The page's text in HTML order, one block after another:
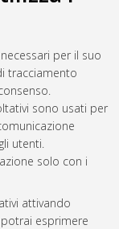
per il suo
tracciamento
sono usati per
utenti.
solo con i
attivando
esprimere